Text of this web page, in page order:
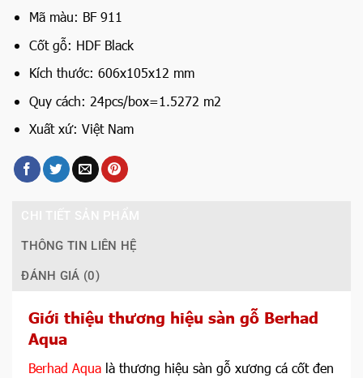
Mã màu: BF 911
Cốt gỗ: HDF Black
Kích thước: 606x105x12 mm
Quy cách: 24pcs/box=1.5272 m2
Xuất xứ: Việt Nam
THÔNG TIN LIÊN HỆ
ĐÁNH GIÁ (0)
Giới thiệu thương hiệu sàn gỗ Berhad
Aqua
Berhad Aqua là thương hiệu sàn gỗ xương cá cốt đen